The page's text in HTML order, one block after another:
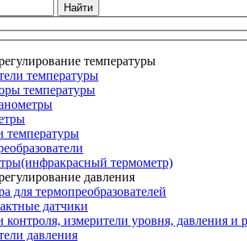
Найти
температуры
температуры
температуры
температуры
термометр)
давления
для термопреобразователей
датчики
контроля, измерители уровня, давления и
давления